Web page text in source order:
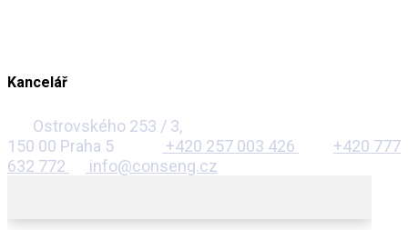
Kancelář
Ostrovského 253 / 3,
150 00 Praha 5
+420 257 003 426
+420 777
632 772
info@conseng.cz